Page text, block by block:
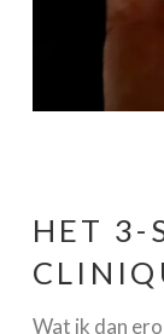
HET 3-
Wat ik dan